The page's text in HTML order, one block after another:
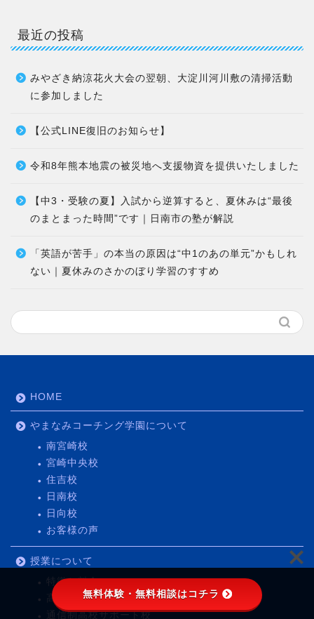
最近の投稿
みやざき納涼花火大会の翌朝、大淀川河川敷の清掃活動
に参加しました
【公式LINE復旧のお知らせ】
令和8年熊本地震の被災地へ支援物資を提供いたしました
【中3・受験の夏】入試から逆算すると、夏休みは“最後
のまとまった時間”です｜日南市の塾が解説
「英語が苦手」の本当の原因は“中1のあの単元”かもしれ
ない｜夏休みのさかのぼり学習のすすめ
HOME
やまなみコーチング学園について
南宮崎校
宮崎中央校
住吉校
日南校
日向校
お客様の声
授業について
特徴と料金
高校生・大学受験コース
通信制高校サポート校
無料体験・無料相談はコチラ